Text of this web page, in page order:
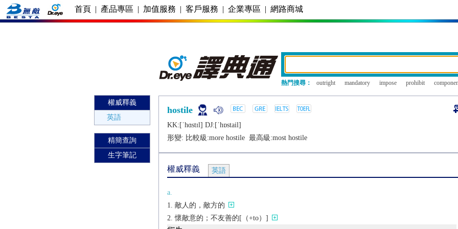
首頁 | 產品專區 | 加值服務 | 客戶服務 | 企業專區 | 網路商城
熱門搜尋： outright mandatory impose prohibit
權威釋義
英語
精簡查詢
生字筆記
hostile
KK:[ˈhɑstɪl] DJ:[ˈhɒstail]
形變: 比較級:more hostile最高級:most hostile
權威釋義 英語
a.
敵人的，敵方的
懷敵意的；不友善的[（+to）]